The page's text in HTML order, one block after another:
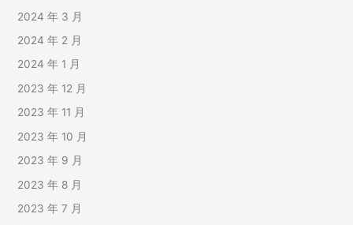
2024 年 3 月
2024 年 2 月
2024 年 1 月
2023 年 12 月
2023 年 11 月
2023 年 10 月
2023 年 9 月
2023 年 8 月
2023 年 7 月